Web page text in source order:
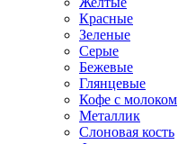
Красные
Зеленые
Серые
Бежевые
Глянцевые
Кофе с молоком
Металлик
Слоновая кость